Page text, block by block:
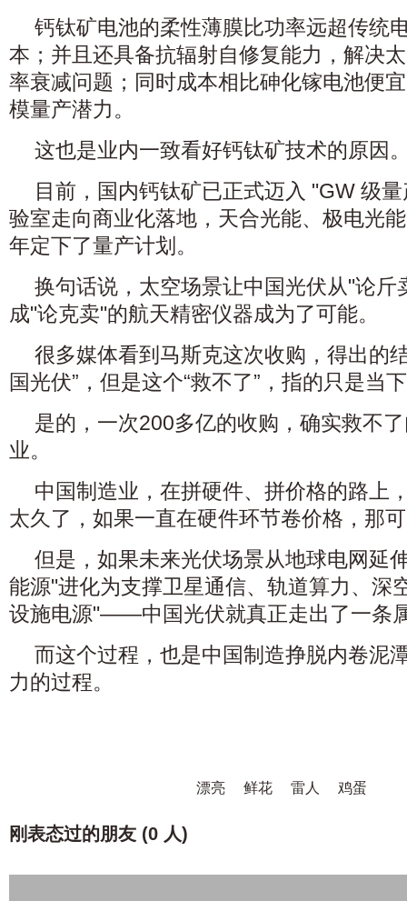
钙钛矿电池的柔性薄膜比功率远超传统
本；并且还具备抗辐射自修复能力，解决
率衰减问题；同时成本相比砷化镓电池便
模量产潜力。
这也是业内一致看好钙钛矿技术的原因
目前，国内钙钛矿已正式迈入 "GW 级
验室走向商业化落地，天合光能、极电光
年定下了量产计划。
换句话说，太空场景让中国光伏从"论斤
成"论克卖"的航天精密仪器成为了可能。
很多媒体看到马斯克这次收购，得出的
国光伏”，但是这个“救不了”，指的只是当
是的，一次200多亿的收购，确实救不
业。
中国制造业，在拼硬件、拼价格的路上
太久了，如果一直在硬件环节卷价格，那
但是，如果未来光伏场景从地球电网延
能源"进化为支撑卫星通信、轨道算力、深
设施电源"——中国光伏就真正走出了一条
而这个过程，也是中国制造挣脱内卷泥
力的过程。
漂亮 鲜花 雷人 鸡蛋
刚表态过的朋友 (0 人)